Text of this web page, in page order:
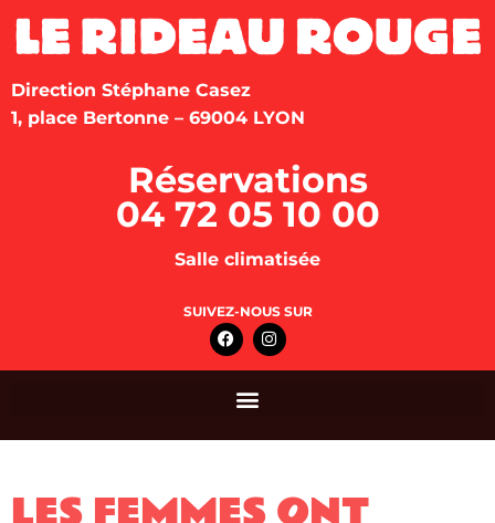
Direction Stéphane Casez
1, place Bertonne – 69004 LYON
Réservations
04 72 05 10 00
Salle climatisée
SUIVEZ-NOUS SUR